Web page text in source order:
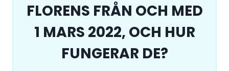
FLORENS FRÅN OCH MED
1 MARS 2022, OCH HUR
FUNGERAR DE?